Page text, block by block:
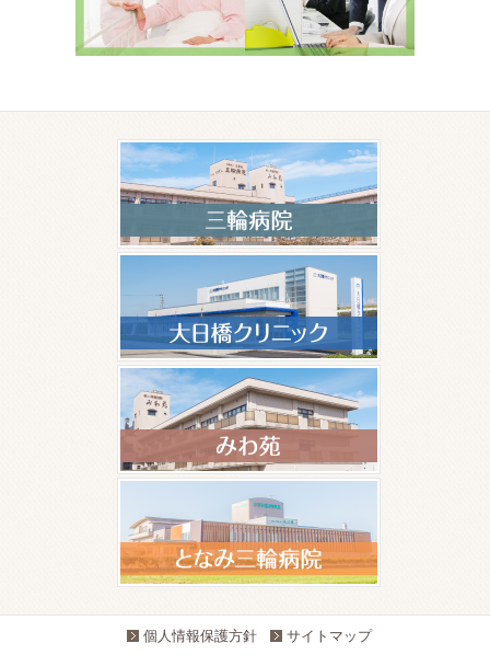
個人情報保護方針 サイトマップ